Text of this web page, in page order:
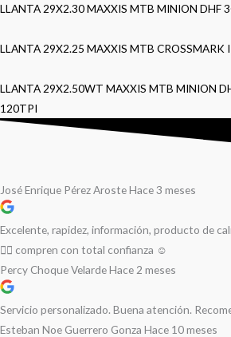
LLANTA 29X2.30 MAXXIS MTB MINION DHF
LLANTA 29X2.25 MAXXIS MTB CROSSMARK
LLANTA 29X2.50WT MAXXIS MTB MINION
120TPI
José Enrique Pérez ArosteHace 3 meses
Excelente, rapidez, información, producto de
👌🏻 compren con total confianza ☺️
Percy Choque VelardeHace 2 meses
Servicio personalizado. Buena atención.
Esteban Noe Guerrero Gonza Hace 10 meses